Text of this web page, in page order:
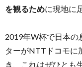
を観るために現地に
2019年W杯で日本の
ターがNTTドコモに
き、これはぜひとも